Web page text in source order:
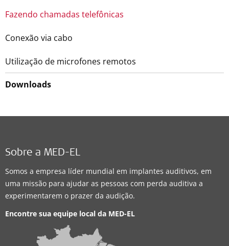
Fazendo chamadas telefônicas
Conexão via cabo
Utilização de microfones remotos
Downloads
Sobre a MED-EL
Somos a empresa líder mundial em implantes auditivos, em
uma missão para ajudar as pessoas com perda auditiva a
experimentarem o prazer da audição.
Encontre sua equipe local da MED-EL